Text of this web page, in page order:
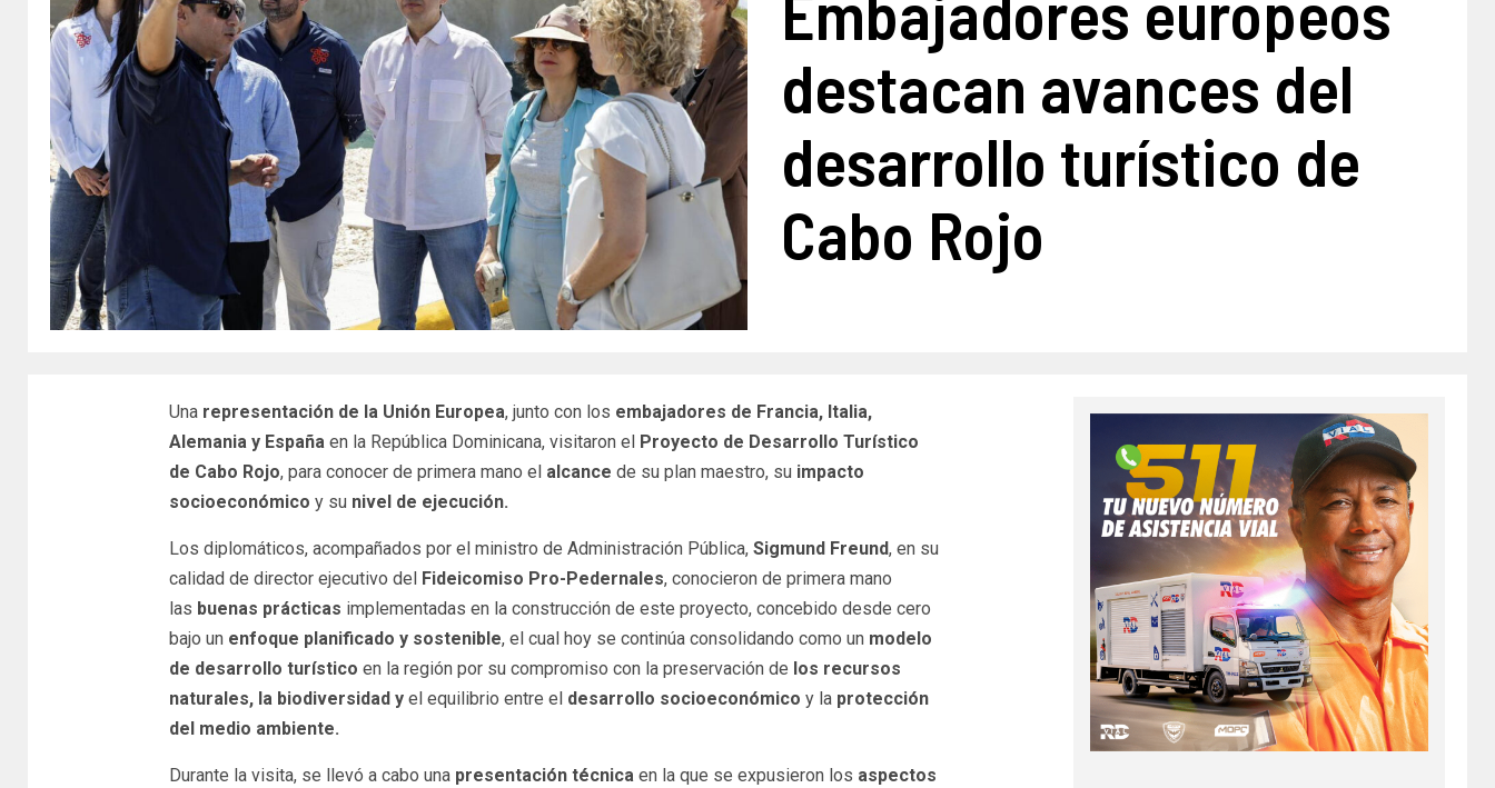
destacan avances del
desarrollo turístico de
Cabo Rojo
Una representación de la Unión Europea, junto con los embajadores de Francia, Italia,
Alemania y España en la República Dominicana, visitaron el Proyecto de Desarrollo Turístico
de Cabo Rojo, para conocer de primera mano el alcance de su plan maestro, su impacto
socioeconómico y su nivel de ejecución.
Los diplomáticos, acompañados por el ministro de Administración Pública, Sigmund Freund, en su
calidad de director ejecutivo del Fideicomiso Pro-Pedernales, conocieron de primera mano
las buenas prácticas implementadas en la construcción de este proyecto, concebido desde cero
bajo un enfoque planificado y sostenible, el cual hoy se continúa consolidando como un modelo
de desarrollo turístico en la región por su compromiso con la preservación de los recursos
naturales, la biodiversidad y el equilibrio entre eldesarrollo socioeconómico y laprotección
del medio ambiente.
Durante la visita, se llevó a cabo una presentación técnica en la que se expusieron los aspectos